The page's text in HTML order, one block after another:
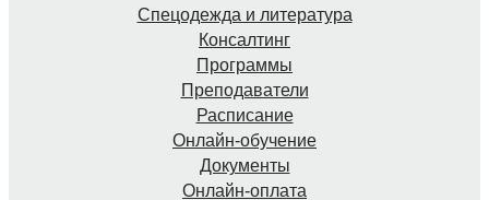
Спецодежда и литература
Консалтинг
Программы
Преподаватели
Расписание
Онлайн-обучение
Документы
Онлайн-оплата